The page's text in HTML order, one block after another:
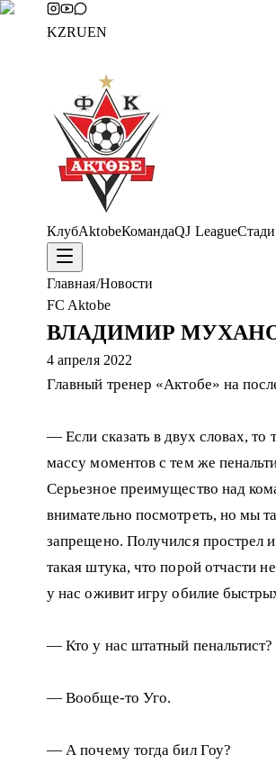
KZRUEN
КлубAktobeКомандаQJ League
Главная/Новости
FC Aktobe
ВЛАДИМИР
4 апреля 2022
Главный тренер «Актобе» на
— Если сказать в двух словах,
массу моментов с тем же
Серьезное преимущество над
внимательно посмотреть, но мы
запрещено. Получился прострел
такая штука, что порой отчасти
у нас оживит игру обилие
— Кто у нас штатный пенальтист?
— Вообще-то Уго.
— А почему тогда бил Гоу?